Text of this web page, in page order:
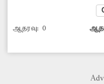
பகலிலும்
வீணாகிறது. மேலும்
மின்விளக்குள், சில
எரிவதில்லை. எனவே
ஆதரவு: 0